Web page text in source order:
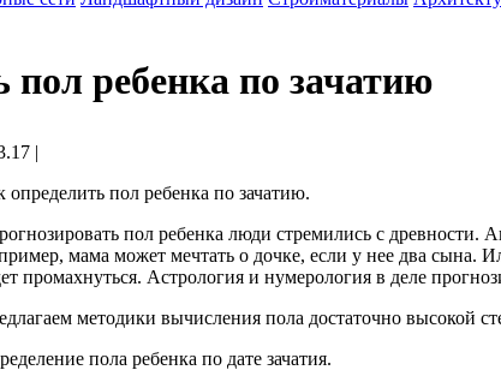
пол ребенка по зачатию
|
определить пол ребенка по зачатию.
пол ребенка люди стремились с древности.
мама может мечтать о дочке, если у нее два сына.
промахнуться. Астрология и нумерология в деле
методики вычисления пола достаточно высокой
пола ребенка по дате зачатия.